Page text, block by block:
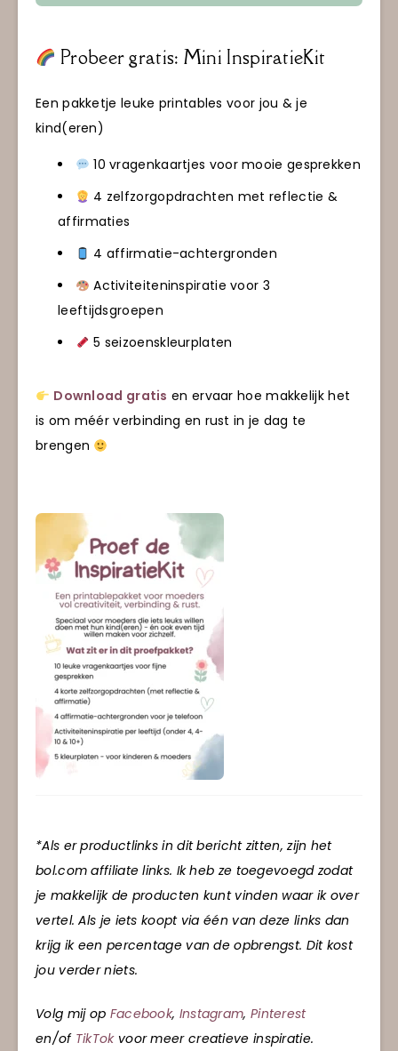
Probeer gratis: Mini InspiratieKit
Een pakketje leuke printables voor jou & je
kind(eren)
10 vragenkaartjes voor mooie gesprekken
4 zelfzorgopdrachten met reflectie &
affirmaties
4 affirmatie-achtergronden
Activiteiteninspiratie voor 3
leeftijdsgroepen
5 seizoenskleurplaten
Download gratis en ervaar hoe makkelijk het
is om méér verbinding en rust in je dag te
brengen
*Als er productlinks in dit bericht zitten, zijn het
bol.com affiliate links. Ik heb ze toegevoegd zodat
je makkelijk de producten kunt vinden waar ik over
vertel. Als je iets koopt via één van deze links dan
krijg ik een percentage van de opbrengst. Dit kost
jou verder niets.
Volg mij op Facebook, Instagram, Pinterest
en/of TikTokvoor meer creatieve inspiratie.